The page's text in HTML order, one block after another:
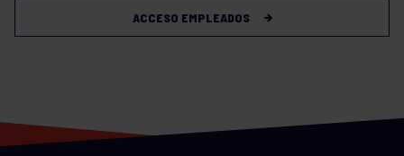
ACCESO EMPLEADOS